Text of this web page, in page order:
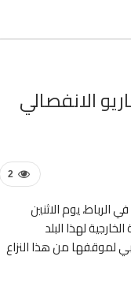
الانفصالي
2
يوم الاثنين
لهذا البلد
لموقفها من هذا النزاع